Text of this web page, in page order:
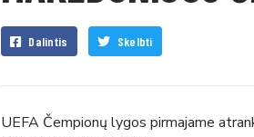
Dalintis Skelbti
UEFA Čempionų lygos pirmajame